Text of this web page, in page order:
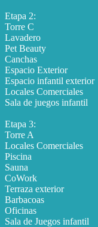
Etapa 2:
Torre C
Lavadero
Pet Beauty
Canchas
Espacio Exterior
Espacio infantil exterior
Locales Comerciales
Sala de juegos infantil
Etapa 3:
Torre A
Locales Comerciales
Piscina
Sauna
CoWork
Terraza exterior
Barbacoas
Oficinas
Sala de Juegos infantil